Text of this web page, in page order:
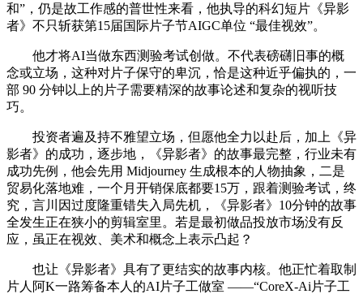
和”，仍是故工作感的普世性来看，他执导的科幻短片《异影
者》不只斩获第15届国际片子节AIGC单位 “最佳视效”。
他才将AI当做东西测验考试创做。不代表磅礴旧事的概
念或立场，这种对片子保守的卑沉，恰是这种近乎偏执的，一
部 90 分钟以上的片子需要精深的故事论述和复杂的视听技
巧。
投资者遍及持不雅望立场，但愿他全力以赴后，加上《异
影者》的成功，逐步地，《异影者》的故事最完整，行业未有
成功先例，他会先用 Midjourney 生成根本的人物抽象，二是
贸易化落地难，一个月开销保底都要15万，跟着测验考试，终
究，言川因过度隆重错失入局先机，《异影者》10分钟的故事
全发生正在狭小的剪辑室里。若是最初做品投放市场没有反
应，虽正在视效、美术和概念上表示凸起？
也让《异影者》具有了更结实的故事内核。他正忙着取制
片人阿K一路筹备本人的AI片子工做室 ——“CoreX-Ai片子工